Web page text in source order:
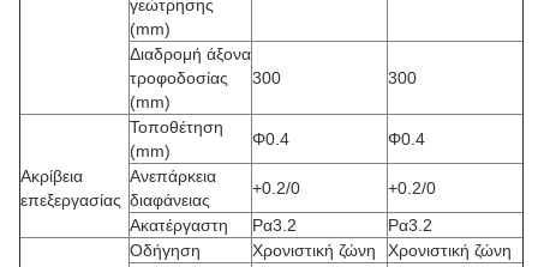
γεώτρησης
(mm)
Διαδρομή άξονα
τροφοδοσίας
(mm)
300 300
Ακρίβεια
επεξεργασίας
Τοποθέτηση
(mm)
Φ0.4
Φ0.4
Ανεπάρκεια
διαφάνειας
+0.2/0
+0.2/0
Ακατέργαστη
Ρα3.2
Ρα3.2
Οδήγηση
Χρονιστική ζώνη
Χρονιστική ζώνη